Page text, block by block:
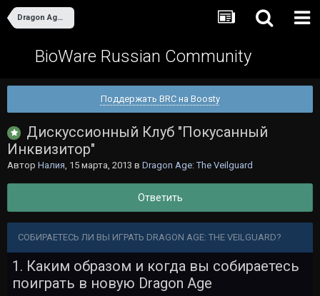
Dragon Age: The Veilguard
BioWare Russian Community
Поддержать BRC на Boosty
Дискуссионный Клуб "Покусанный
Инквизитор"
Автор Налия, 15 марта, 2013 в Dragon Age: The Veilguard
Ответить
СОБИРАЕТЕСЬ ЛИ ВЫ ИГРАТЬ DRAGON AGE: THE VEILGUARD?
1. Каким образом и когда вы собираетесь
поиграть в новую Dragon Age